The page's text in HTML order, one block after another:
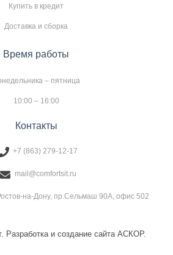
Купить в кредит
Доставка и сборка
Время работы
– пятница
10:00 – 16:00
Контакты
+7 (863) 279-12-17
mail@comfortsit.ru
на-Дону, пр.Сельмаш 90А, офис 502
Разработка и создание сайта АСКОР.